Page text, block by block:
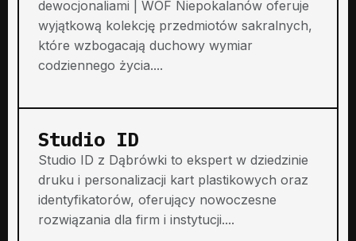
dewocjonaliami | WOF Niepokalanów oferuje
wyjątkową kolekcję przedmiotów sakralnych,
które wzbogacają duchowy wymiar
codziennego życia....
Studio ID
Studio ID z Dąbrówki to ekspert w dziedzinie
druku i personalizacji kart plastikowych oraz
identyfikatorów, oferujący nowoczesne
rozwiązania dla firm i instytucji....